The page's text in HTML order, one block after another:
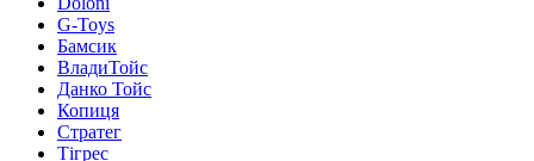
G-Toys
Бамсик
ВладиТойс
Данко Тойс
Копиця
Стратег
Тігрес